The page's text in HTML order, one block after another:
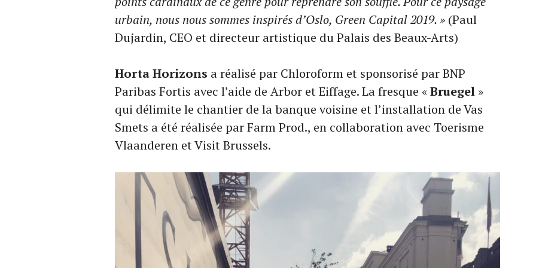
urbain, nous nous sommes inspirés d’Oslo, Green Capital 2019. » (Paul
Dujardin, CEO et directeur artistique du Palais des Beaux-Arts)
Horta Horizons a réalisé par Chloroform et sponsorisé par BNP
Paribas Fortis avec l’aide de Arbor et Eiffage. La fresque «Bruegel »
qui délimite le chantier de la banque voisine et l’installation de Vas
Smets a été réalisée par Farm Prod., en collaboration avec Toerisme
Vlaanderen et Visit Brussels.